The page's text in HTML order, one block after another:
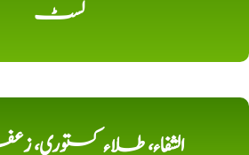
لسٹ
الشفاء، طلاء کستوری،